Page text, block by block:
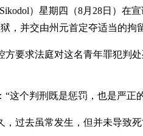
）星期四（8月28日）在
，并交由州元首定夺适当的拘
方要求法庭对这名青年罪犯判
“这个判刑既是惩罚，也是严
，过去虽常发生，但并未导致